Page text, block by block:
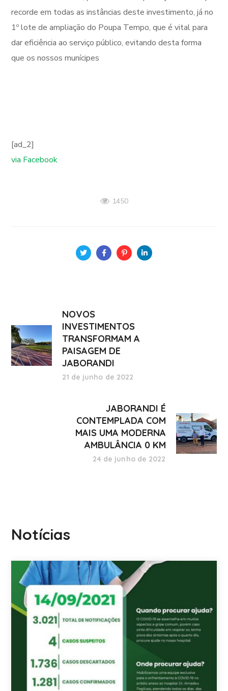
recorde em todas as instâncias deste investimento, já no
1º lote de ampliação do Poupa Tempo, que é vital para
dar eficiência ao serviço público, evitando desta forma
que os nossos munícipes
[ad_2]
via Facebook
1450
NOVOS
INVESTIMENTOS
TRANSFORMAM A
PAISAGEM DE
JABORANDI
21 de junho de 2022
JABORANDI É
CONTEMPLADA COM
MAIS UMA MODERNA
AMBULÂNCIA 0 KM
24 de junho de 2022
Notícias